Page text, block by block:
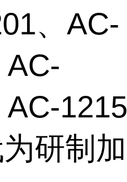
、AC-
1215
研制加